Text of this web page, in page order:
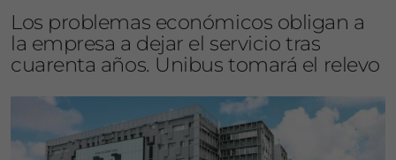
Los problemas económicos obligan a
la empresa a dejar el servicio tras
cuarenta años. Unibus tomará el relevo